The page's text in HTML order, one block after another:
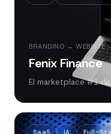
BRANDING → WEBSITE
Fenix Finance
El marketplace #1
SaaS IA Full-